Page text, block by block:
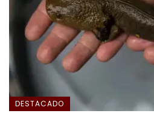
DESTACADO